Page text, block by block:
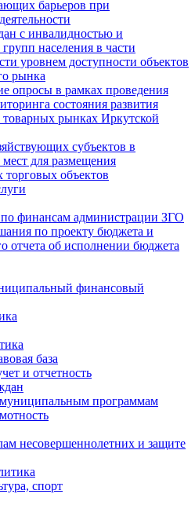
барьеров при
с инвалидностью и
населения в части
уровнем доступности объектов
рынка
опросы в рамках проведения
состояния развития
рынках Иркутской
субъектов в
для размещения
торговых объектов
финансам администрации ЗГО
по проекту бюджета и
отчета об исполнении бюджета
финансовый
база
и отчетность
программам
несовершеннолетних и защите
спорт